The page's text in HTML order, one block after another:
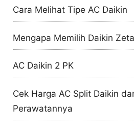
Cara Melihat Tipe AC Daikin
Mengapa Memilih Daikin
AC Daikin 2 PK
Cek Harga AC Split Daikin
Perawatannya